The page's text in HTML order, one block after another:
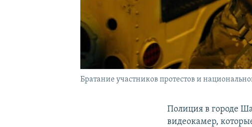
Братание участников протестов и
Полиция в городе
видеокамер,